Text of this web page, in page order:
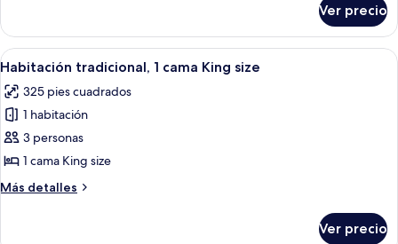
King
size
estudio,
cama
size
Ver precio
Abrir
todas
las
fotos
de
Habitación
tradicional,
1
Habitación de hotel con una cama
2
Habitación tradicional, 1 cama King size
325 pies cuadrados
1 habitación
3 personas
1 cama King size
Más detalles
Más
Ver precio